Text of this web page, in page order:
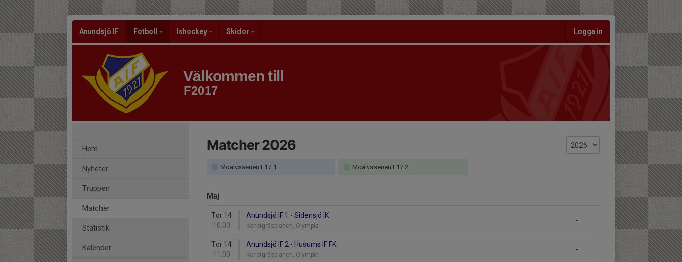
Anundsjö IF Fotboll Ishockey Skidor Logga in
Välkommen till
F2017
Hem
Nyheter
Truppen
Matcher
Statistik
Kalender
Matcher 2026
Moälvsserien F17 1 Moälvsserien F17 2
Maj
Tor 14
10:00
-
Anundsjö IF 1 - Sidensjö IK
Konstgräsplanen, Olympia
Tor 14
11:00
-
Anundsjö IF 2 - Husums IF FK
Konstgräsplanen, Olympia